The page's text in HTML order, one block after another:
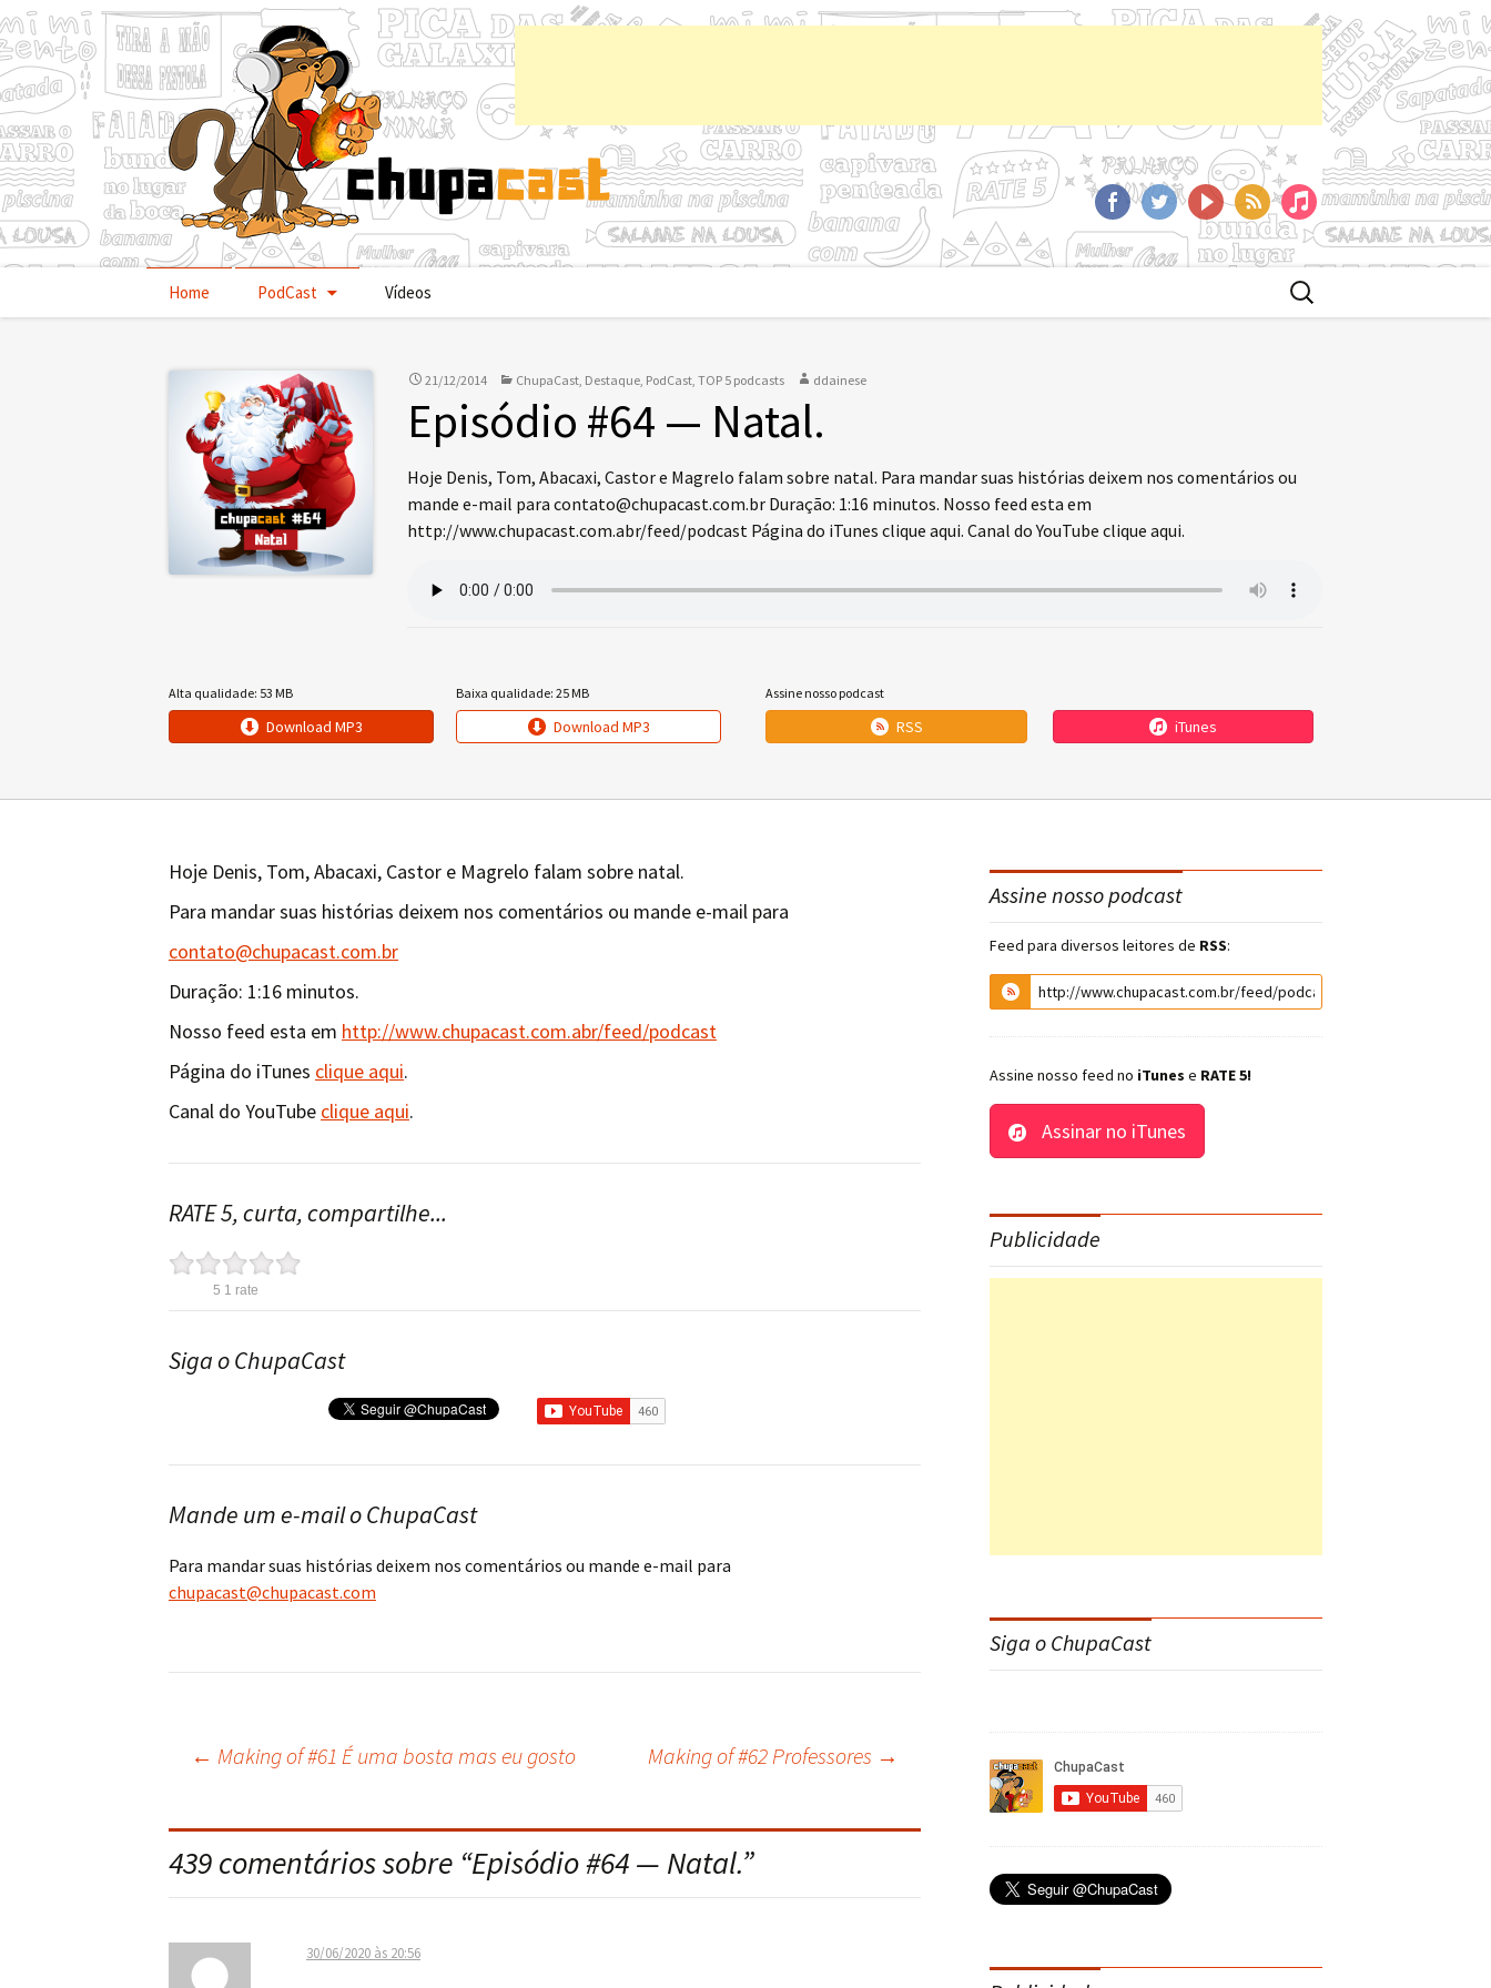
FacebookTwitterYoutTubeRSS iTunes
PularHome PodCast Vídeos
Buscar
por:
21/12/2014 ChupaCast, Destaque, PodCast, TOP 5 podcasts ddainese
Episódio #64 — Natal.
Hoje Denis, Tom, Abacaxi, Castor e Magrelo falam sobre natal. Para mandar suas histórias deixem nos comentários ou
mande e-mail para contato@chupacast.com.br Duração: 1:16 minutos. Nosso feed esta em
http://www.chupacast.com.abr/feed/podcast Página do iTunes clique aqui. Canal do YouTube clique aqui.
Alta qualidade: 53 MB
Download MP3
Baixa qualidade: 25 MB
Download MP3
Assine nosso podcast
RSS iTunes
Hoje Denis, Tom, Abacaxi, Castor e Magrelo falam sobre natal.
Para mandar suas histórias deixem nos comentários ou mande e-mail para
contato@chupacast.com.br
Duração: 1:16 minutos.
Nosso feed esta em http://www.chupacast.com.abr/feed/podcast
Página do iTunes clique aqui.
Canal do YouTube clique aqui.
RATE 5, curta, compartilhe...
5 1 rate
Siga o ChupaCast
Mande um e-mail o ChupaCast
Para mandar suas histórias deixem nos comentários ou mande e-mail para
chupacast@chupacast.com
Navegação
do
post
← Making of #61 É uma bosta mas eu gosto Making of #62 Professores →
439 comentários sobre “Episódio #64 — Natal.”
30/06/2020 às 20:56
Assine nosso podcast
Feed para diversos leitores de RSS:
Assine nosso feed no iTunes e RATE 5!
Assinar no iTunes
Publicidade
Siga o ChupaCast